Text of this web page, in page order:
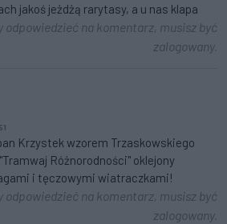
jakoś jeżdżą rarytasy, a u nas klapa
odpowiedzieć na komentarz, musisz być
zalogowany.
Krzystek wzorem Trzaskowskiego
Różnorodności" oklejony
i tęczowymi wiatraczkami!
odpowiedzieć na komentarz, musisz być
zalogowany.